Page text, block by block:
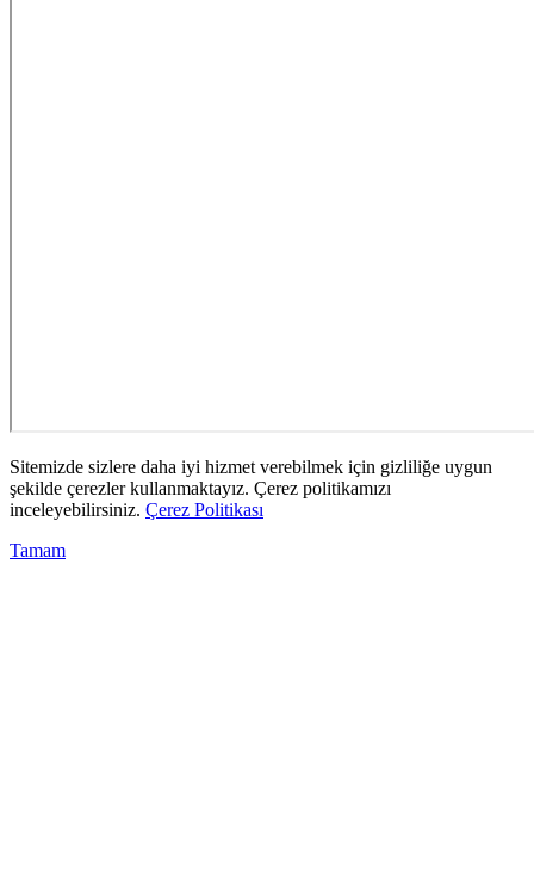
Sitemizde sizlere daha iyi hizmet verebilmek için gizliliğe uygun
şekilde çerezler kullanmaktayız. Çerez politikamızı
inceleyebilirsiniz. Çerez Politikası
Tamam